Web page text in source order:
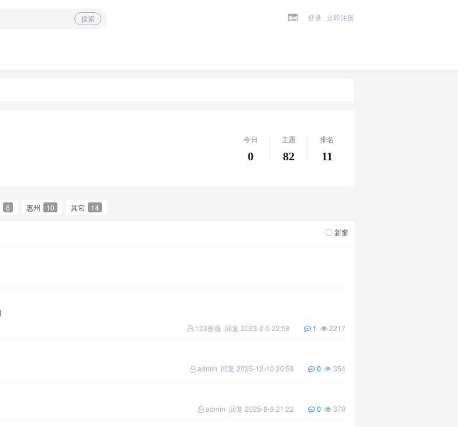
搜索 登录 立即注册
今日
0
主题
82
排名
11
6 惠州 10 其它 14
新窗
2217
1
123蔷薇 回复 2023-2-5 22:58
354
0
admin 回复 2025-12-10 20:59
370
0
admin 回复 2025-8-9 21:22